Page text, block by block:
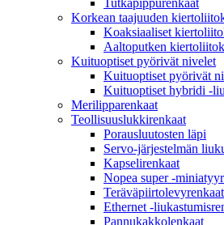
Tutkapippurenkaat
Korkean taajuuden
Koaksiaaliset
Aaltoputken
Kuituoptiset pyörivät nivelet
Kuituoptiset pyörivät
Kuituoptiset hybridi -
Merilipparenkaat
Teollisuuslukkirenkaat
Porausluutosten läpi
Servo-järjestelmän
Kapselirenkaat
Nopea super -
Teräväpiirtolevyrenkaat
Ethernet -
Pannukakkolenkaat